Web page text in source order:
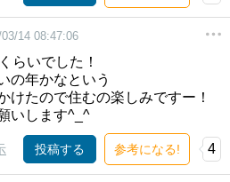
14 08:47:06
らいでした！
の年かなという
けたので住むの楽しみですー！
いします^_^
投稿する 参考になる! 4